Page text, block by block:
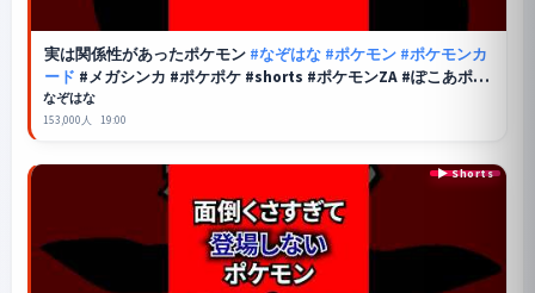
実は関係性があったポケモン #なぞはな #ポケモン #ポケモンカ
ード #メガシンカ #ポケポケ #shorts #ポケモンZA #ぽこあポケ
モン #アニポケ #ポケカ #ポケポケ #タマタマ
なぞはな
153,000人 19:00